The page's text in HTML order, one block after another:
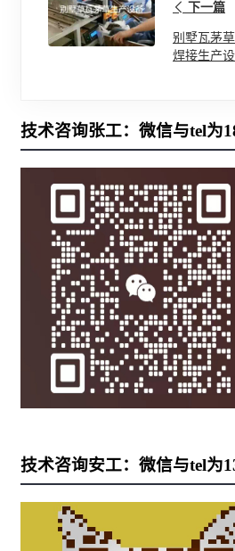
下一篇
别墅瓦茅
焊接生产
技术咨询张工：微信与tel为
技术咨询安工：微信与tel为